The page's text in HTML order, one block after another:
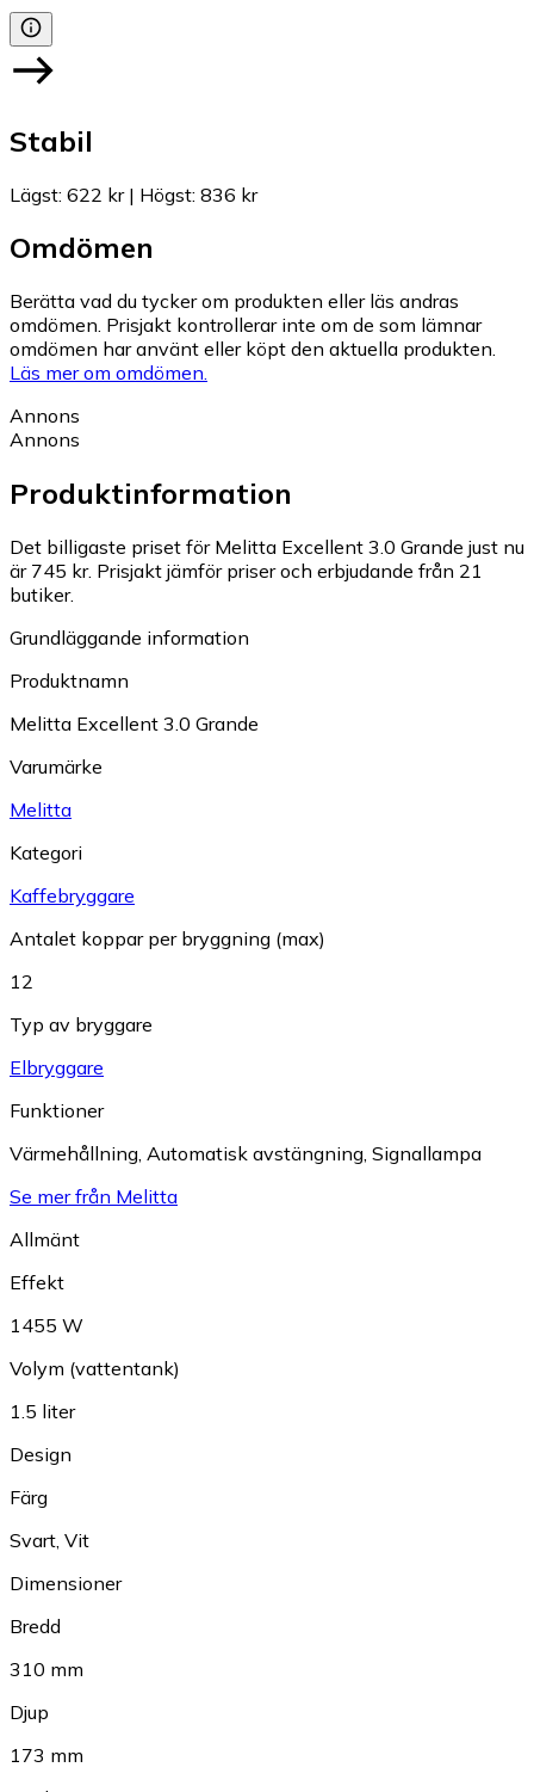
Stabil
Lägst: 622 kr| Högst: 836 kr
Omdömen
Berätta vad du tycker om produkten eller läs andras
omdömen. Prisjakt kontrollerar inte om de som lämnar
omdömen har använt eller köpt den aktuella produkten.
Läs mer om omdömen.
Annons
Annons
Produktinformation
Det billigaste priset för Melitta Excellent 3.0 Grande just nu
är 745 kr. Prisjakt jämför priser och erbjudande från 21
butiker.
Grundläggande information
Produktnamn
Melitta Excellent 3.0 Grande
Varumärke
Melitta
Kategori
Kaffebryggare
Antalet koppar per bryggning (max)
12
Typ av bryggare
Elbryggare
Funktioner
Värmehållning, Automatisk avstängning, Signallampa
Se mer från Melitta
Allmänt
Effekt
1455 W
Volym (vattentank)
1.5 liter
Design
Färg
Svart, Vit
Dimensioner
Bredd
310 mm
Djup
173 mm